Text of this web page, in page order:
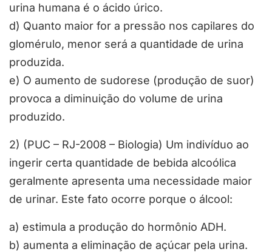
urina humana é o ácido úrico.
d) Quanto maior for a pressão nos capilares do
glomérulo, menor será a quantidade de urina
produzida.
e) O aumento de sudorese (produção de suor)
provoca a diminuição do volume de urina
produzido.
2) (PUC – RJ-2008 – Biologia) Um indivíduo ao
ingerir certa quantidade de bebida alcoólica
geralmente apresenta uma necessidade maior
de urinar. Este fato ocorre porque o álcool:
a) estimula a produção do hormônio ADH.
b) aumenta a eliminação de açúcar pela urina.